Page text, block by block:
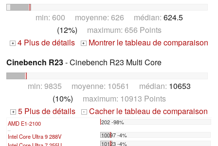
min: 600 moyenne: 626 médian: 624.5
(12%) maximum: 656 Points
+ 4 Plus de détails + Montrer le tableau de comparaison
Cinebench R23- Cinebench R23 Multi Core
min: 9835 moyenne: 10561 médian: 10653
(10%) maximum: 10913 Points
+ 5 Plus de détails - Cacher le tableau de comparaison
AMD E1-2100 202 -98%
...
Intel Core Ultra 9 288V
10097 -4%
10123 -4%